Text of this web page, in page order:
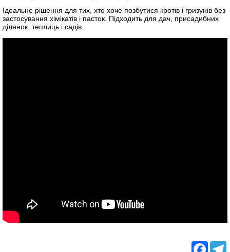
Ідеальне рішення для тих, хто хоче позбутися кротів і гризунів без
застосування хімікатів і пасток. Підходить для дач, присадибних
ділянок, теплиць і садів.